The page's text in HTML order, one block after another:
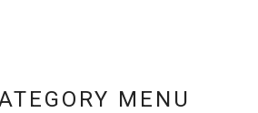
スウェット・パーカー サロペット・オーバーオール
MENU